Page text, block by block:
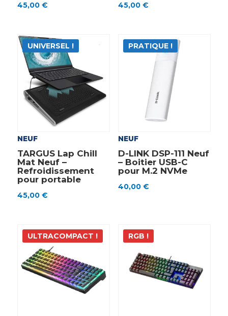
45,00 € 45,00 €
UNIVERSEL !
NEUF
TARGUS Lap Chill
Mat Neuf –
Refroidissement
pour portable
45,00 €
PRATIQUE !
NEUF
D-LINK DSP-111 Neuf
– Boitier USB-C
pour M.2 NVMe
40,00 €
ULTRACOMPACT ! RGB !